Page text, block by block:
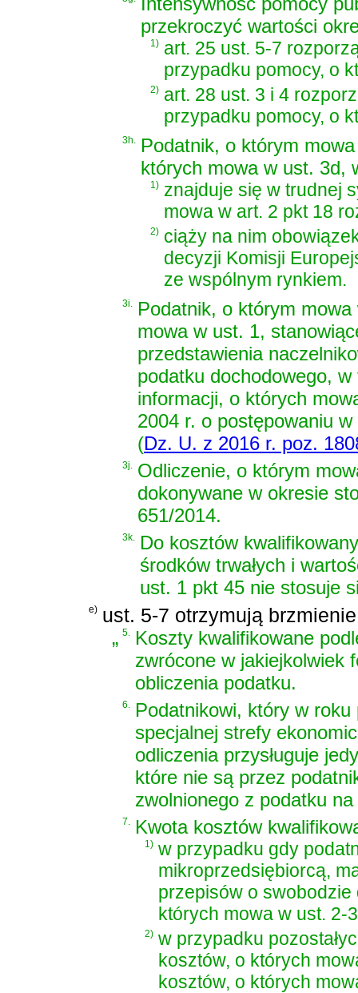
przekroczyć wartości
1) art. 25 ust. 5-7
przypadku pomocy, o
2) art. 28 ust. 3 i 4
przypadku pomocy, o
3h. Podatnik, o którym
których mowa w ust. 3d,
1) znajduje się w trudnej
mowa w art. 2 pkt 18
2) ciąży na nim
decyzji Komisji
ze wspólnym rynkiem.
3i. Podatnik, o którym
mowa w ust. 1,
przedstawienia
podatku dochodowego,
informacji, o których
2004 r. o postępowaniu
(Dz. U. z 2016 r. poz.
3j. Odliczenie, o którym
dokonywane w okresie
651/2014.
3k. Do kosztów
środków trwałych i
ust. 1 pkt 45 nie stosuje
e) ust. 5-7 otrzymują
„5. Koszty kwalifikowane
zwrócone w jakiejkolwiek
obliczenia podatku.
6. Podatnikowi, który w roku
specjalnej strefy
odliczenia przysługuje
które nie są przez
zwolnionego z podatku
7. Kwota kosztów
1) w przypadku gdy
mikroprzedsiębiorcą,
przepisów o swobodzie
których mowa w ust. 2-
2) w przypadku
kosztów, o których
kosztów, o których